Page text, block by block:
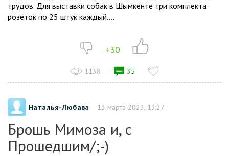
трудов. Для выставки собак в Шымкенте три комплекта
розеток по 25 штук каждый....
+30
1138 35
Наталья-Любава 13 марта 2023, 13:27
Брошь Мимоза и, с
Прошедшим/;-)